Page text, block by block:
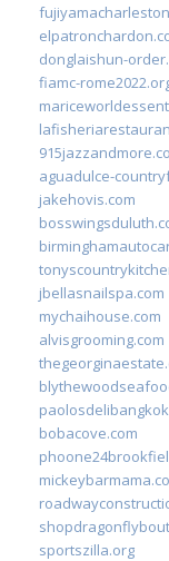
donglaishun-
fiamc-
aguadulce-
jakehovis.com
jbellasnailspa.com
mychaihouse.com
alvisgrooming.com
bobacove.com
sportszilla.org